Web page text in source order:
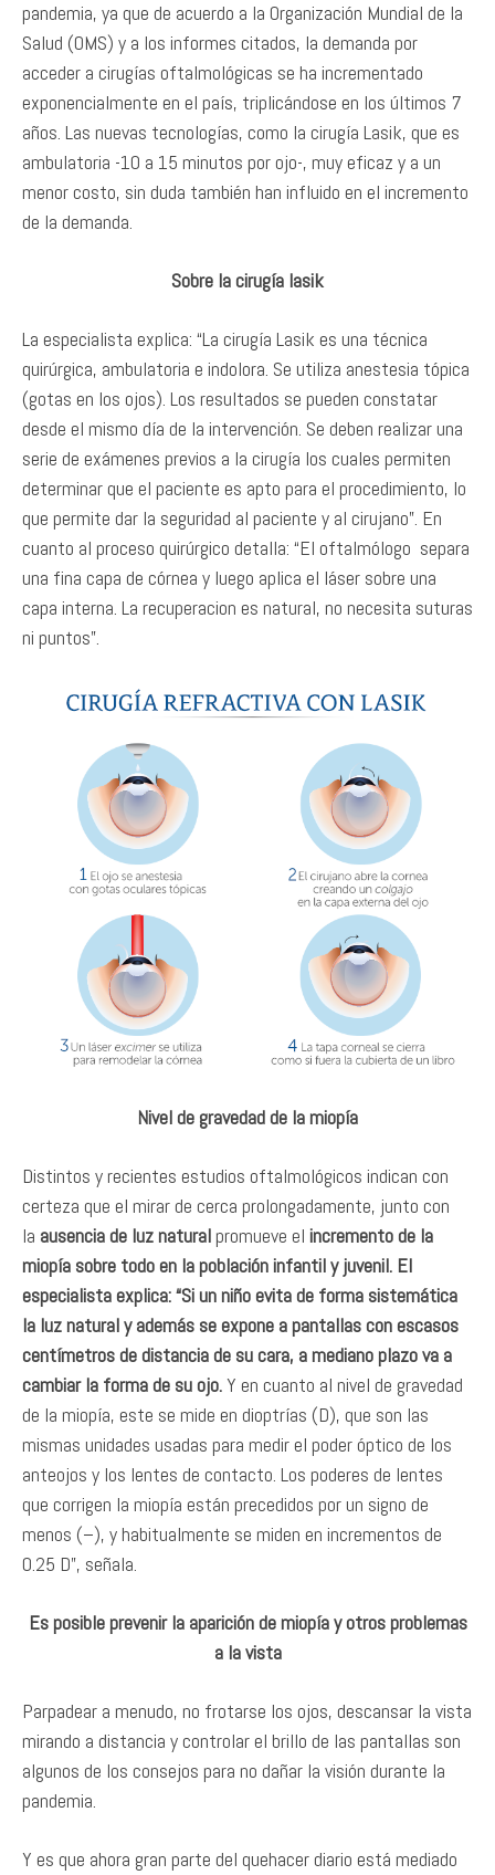
pandemia, ya que de acuerdo a la Organización Mundial de la
Salud (OMS) y a los informes citados, la demanda por
acceder a cirugías oftalmológicas se ha incrementado
exponencialmente en el país, triplicándose en los últimos 7
años. Las nuevas tecnologías, como la cirugía Lasik, que es
ambulatoria -10 a 15 minutos por ojo-, muy eficaz y a un
menor costo, sin duda también han influido en el incremento
de la demanda.
Sobre la cirugía lasik
La especialista explica: “La cirugía Lasik es una técnica
quirúrgica, ambulatoria e indolora. Se utiliza anestesia tópica
(gotas en los ojos). Los resultados se pueden constatar
desde el mismo día de la intervención. Se deben realizar una
serie de exámenes previos a la cirugía los cuales permiten
determinar que el paciente es apto para el procedimiento, lo
que permite dar la seguridad al paciente y al cirujano”. En
cuanto al proceso quirúrgico detalla: “El oftalmólogo separa
una fina capa de córnea y luego aplica el láser sobre una
capa interna. La recuperacion es natural, no necesita suturas
ni puntos”.
Nivel de gravedad de la miopía
Distintos y recientes estudios oftalmológicos indican con
certeza que el mirar de cerca prolongadamente, junto con
la ausencia de luz naturalpromueve el incremento de la
miopía sobre todo en la población infantil y juvenil. El
especialista explica: “Si un niño evita de forma sistemática
la luz natural y además se expone a pantallas con escasos
centímetros de distancia de su cara, a mediano plazo va a
cambiar la forma de su ojo.Y en cuanto al nivel de gravedad
de la miopía, este se mide en dioptrías (D), que son las
mismas unidades usadas para medir el poder óptico de los
anteojos y los lentes de contacto. Los poderes de lentes
que corrigen la miopía están precedidos por un signo de
menos (–), y habitualmente se miden en incrementos de
0.25 D”, señala.
Es posible prevenir la aparición de miopía y otros problemas
a la vista
Parpadear a menudo, no frotarse los ojos, descansar la vista
mirando a distancia y controlar el brillo de las pantallas son
algunos de los consejos para no dañar la visión durante la
pandemia.
Y es que ahora gran parte del quehacer diario está mediado